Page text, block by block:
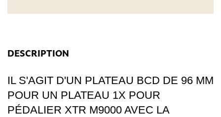
DESCRIPTION
IL S'AGIT D'UN PLATEAU BCD DE 96 MM
POUR UN PLATEAU 1X POUR
PÉDALIER XTR M9000 AVEC LA